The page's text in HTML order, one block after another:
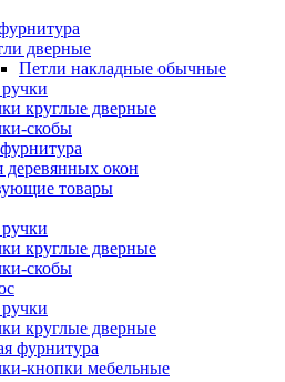
дверные
Петли накладные обычные
круглые дверные
скобы
деревянных окон
товары
круглые дверные
скобы
круглые дверные
фурнитура
кнопки мебельные